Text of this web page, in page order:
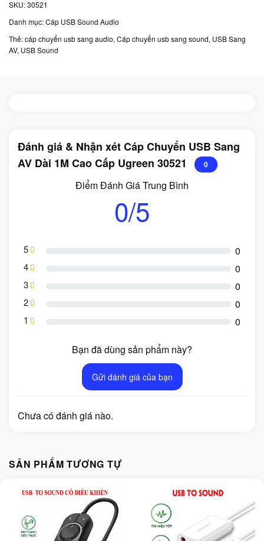
SKU:30521
Danh mục:Cáp USB Sound Audio
Thẻ:cáp chuyển usb sang audio, Cáp chuyển usb sang sound, USB Sang
AV, USB Sound
Đánh giá & Nhận xét Cáp Chuyển USB Sang
AV Dài 1M Cao Cấp Ugreen 30521
0
Điểm Đánh Giá Trung Bình
0/5
5 0
4 0
3 0
2 0
1 0
Bạn đã dùng sản phẩm này?
Gửi đánh giá của bạn
Chưa có đánh giá nào.
SẢN PHẨM TƯƠNG TỰ